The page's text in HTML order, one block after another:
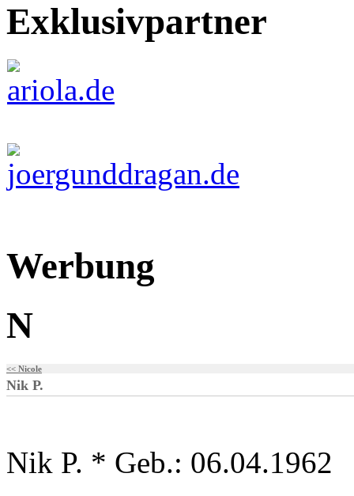
Exklusivpartner
Werbung
N
<< Nicole
Nik P.
Nik P. * Geb.: 06.04.1962